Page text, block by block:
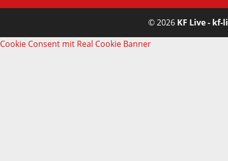
© 2026 KF Live - kf-
Cookie Consent mit Real Cookie Banner